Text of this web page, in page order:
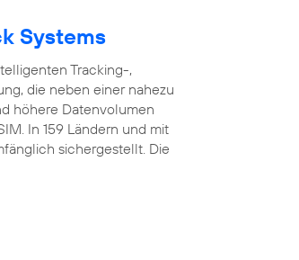
Systems
Tracking-,
die neben einer nahezu
höhere Datenvolumen
In 159 Ländern und mit
sichergestellt. Die